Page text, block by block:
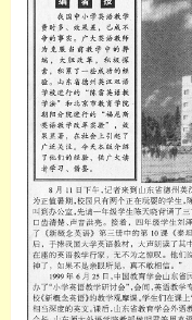
英语